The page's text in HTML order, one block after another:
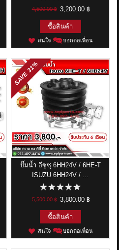
4,500.00 ฿ 3,200.00 ฿
ซื้อสินค้า
สนใจ บอกต่อเพื่อน
ปั๊มน้ำ อีซูซุ 6HH24V / 6HE-T
ISUZU 6HH24V / ...
5,500.00 ฿ 3,800.00 ฿
SAVE
31%
ซื้อสินค้า
สนใจ บอกต่อเพื่อน